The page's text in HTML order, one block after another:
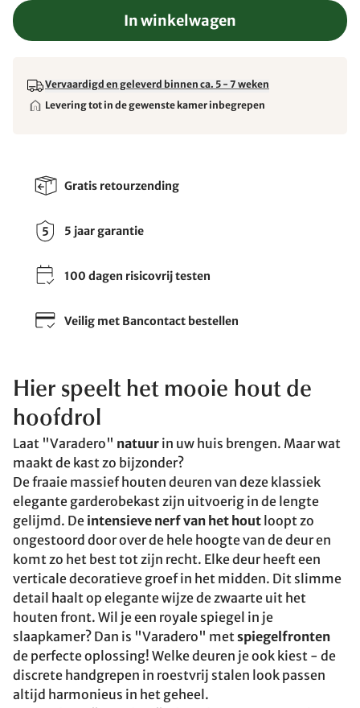
In winkelwagen
Vervaardigd en geleverd binnen ca. 5 - 7 weken
Levering tot in de gewenste kamer inbegrepen
Gratis retourzending
5 jaar garantie
100 dagen risicovrij testen
Veilig met Bancontact bestellen
Hier speelt het mooie hout de
hoofdrol
Laat "Varadero" natuur in uw huis brengen. Maar wat
maakt de kast zo bijzonder?
De fraaie massief houten deuren van deze klassiek
elegante garderobekast zijn uitvoerig in de lengte
gelijmd. De intensieve nerf van het hout loopt zo
ongestoord door over de hele hoogte van de deur en
komt zo het best tot zijn recht. Elke deur heeft een
verticale decoratieve groef in het midden. Dit slimme
detail haalt op elegante wijze de zwaarte uit het
houten front. Wil je een royale spiegel in je
slaapkamer? Dan is "Varadero" metspiegelfronten
de perfecte oplossing! Welke deuren je ook kiest - de
discrete handgrepen in roestvrij stalen look passen
altijd harmonieus in het geheel.